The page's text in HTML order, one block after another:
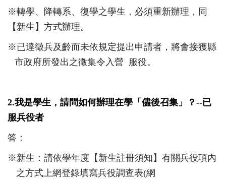
※轉學、降轉系、復學之學生，必須重新辦理，同
【新生】方式辦理。
※已達徵兵及齡而未依規定提出申請者，將會接獲縣
市政府所發出之徵集令入營
服役。
2.我是學生，請問如何辦理在學「儘後召集」？ --已
服兵役者
答 ：
※新生：請依學年度【新生註冊須知】有關兵役項內
之方式上網登錄填寫兵役調查表(網